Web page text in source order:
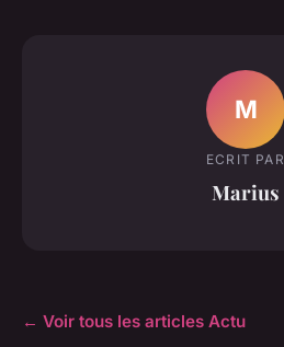
M
ECRIT PAR
Marius
← Voir tous les articles Actu